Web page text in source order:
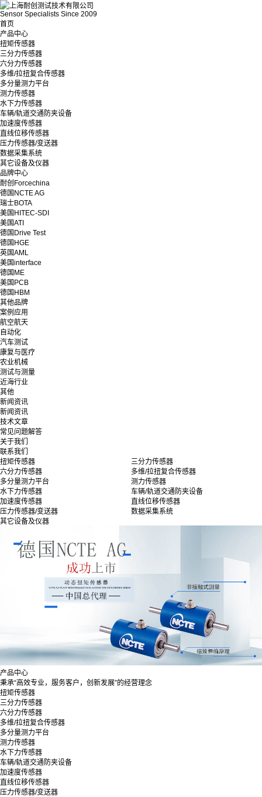
Sensor Specialists Since 2009
首页
产品中心
扭矩传感器
三分力传感器
六分力传感器
多维/拉扭复合传感器
多分量测力平台
测力传感器
水下力传感器
车辆/轨道交通防夹设备
加速度传感器
直线位移传感器
压力传感器/变送器
数据采集系统
其它设备及仪器
品牌中心
耐创Forcechina
德国NCTE AG
瑞士BOTA
美国HITEC-SDI
美国ATI
德国Drive Test
德国HGE
英国AML
美国interface
德国ME
美国PCB
德国HBM
其他品牌
案例应用
航空航天
自动化
汽车测试
康复与医疗
农业机械
测试与测量
近海行业
其他
新闻资讯
新闻资讯
技术文章
常见问题解答
关于我们
联系我们
扭矩传感器
三分力传感器
六分力传感器
多维/拉扭复合传感器
多分量测力平台
测力传感器
水下力传感器
车辆/轨道交通防夹设备
加速度传感器
直线位移传感器
压力传感器/变送器
数据采集系统
其它设备及仪器
产品中心
秉承“高效专业，服务客户，创新发展”的经营理念
扭矩传感器
三分力传感器
六分力传感器
多维/拉扭复合传感器
多分量测力平台
测力传感器
水下力传感器
车辆/轨道交通防夹设备
加速度传感器
直线位移传感器
压力传感器/变送器